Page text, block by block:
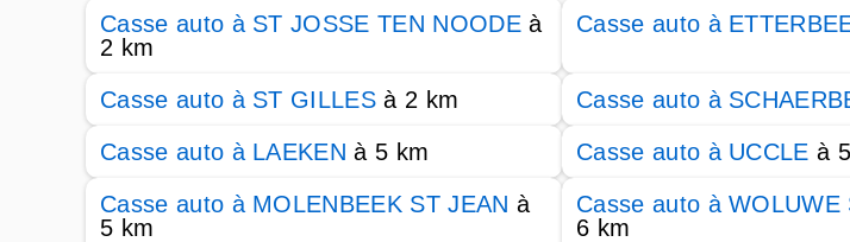
Casse auto à ST JOSSE TEN NOODEà
2 km
Casse auto à
Casse auto à ST GILLES à 2 km Casse auto à
Casse auto à LAEKEN à 5 km Casse auto à UCCLE à
Casse auto à MOLENBEEK ST JEAN à
5 km
Casse auto à WOLUWE
6 km